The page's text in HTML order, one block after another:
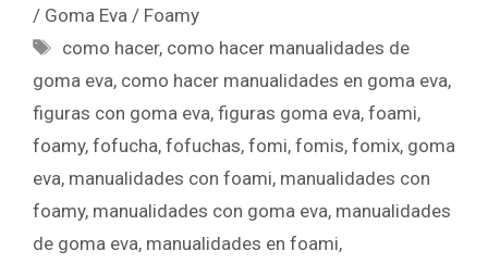
/ Goma Eva / Foamy
como hacer, como hacer manualidades de
goma eva, como hacer manualidades en goma eva,
figuras con goma eva, figuras goma eva, foami,
foamy, fofucha, fofuchas, fomi, fomis, fomix, goma
eva, manualidades con foami, manualidades con
foamy, manualidades con goma eva, manualidades
de goma eva, manualidades en foami,